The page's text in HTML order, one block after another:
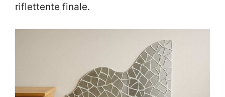
riflettente finale.